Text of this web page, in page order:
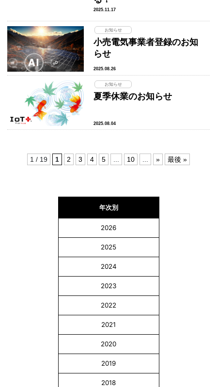
2025.11.17
お知らせ
小売電気事業者登録のお知
らせ
2025.08.26
お知らせ
夏季休業のお知らせ
2025.08.04
1 / 19 1 2 3 4 5 10 » 最後 »
年次別
2026
2025
2024
2023
2022
2021
2020
2019
2018